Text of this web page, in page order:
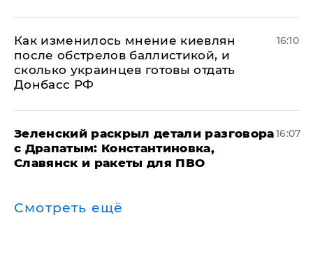
Как изменилось мнение киевлян
после обстрелов баллистикой, и
сколько украинцев готовы отдать
Донбасс РФ
16:10
​Зеленский раскрыл детали разговора
с Драпатым: Константиновка,
Славянск и ракеты для ПВО
16:07
Смотреть ещё